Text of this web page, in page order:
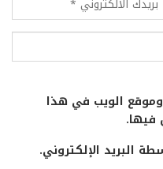
وموقع الويب في هذا
فيها.
البريد الإلكتروني.